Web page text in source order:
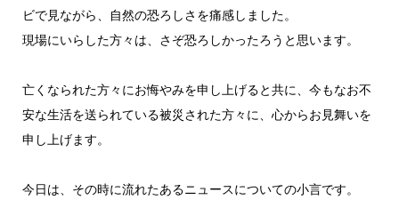
ビで見ながら、自然の恐ろしさを痛感しました。
現場にいらした方々は、さぞ恐ろしかったろうと思います。
亡くなられた方々にお悔やみを申し上げると共に、今もなお不
安な生活を送られている被災された方々に、心からお見舞いを
申し上げます。
今日は、その時に流れたあるニュースについての小言です。